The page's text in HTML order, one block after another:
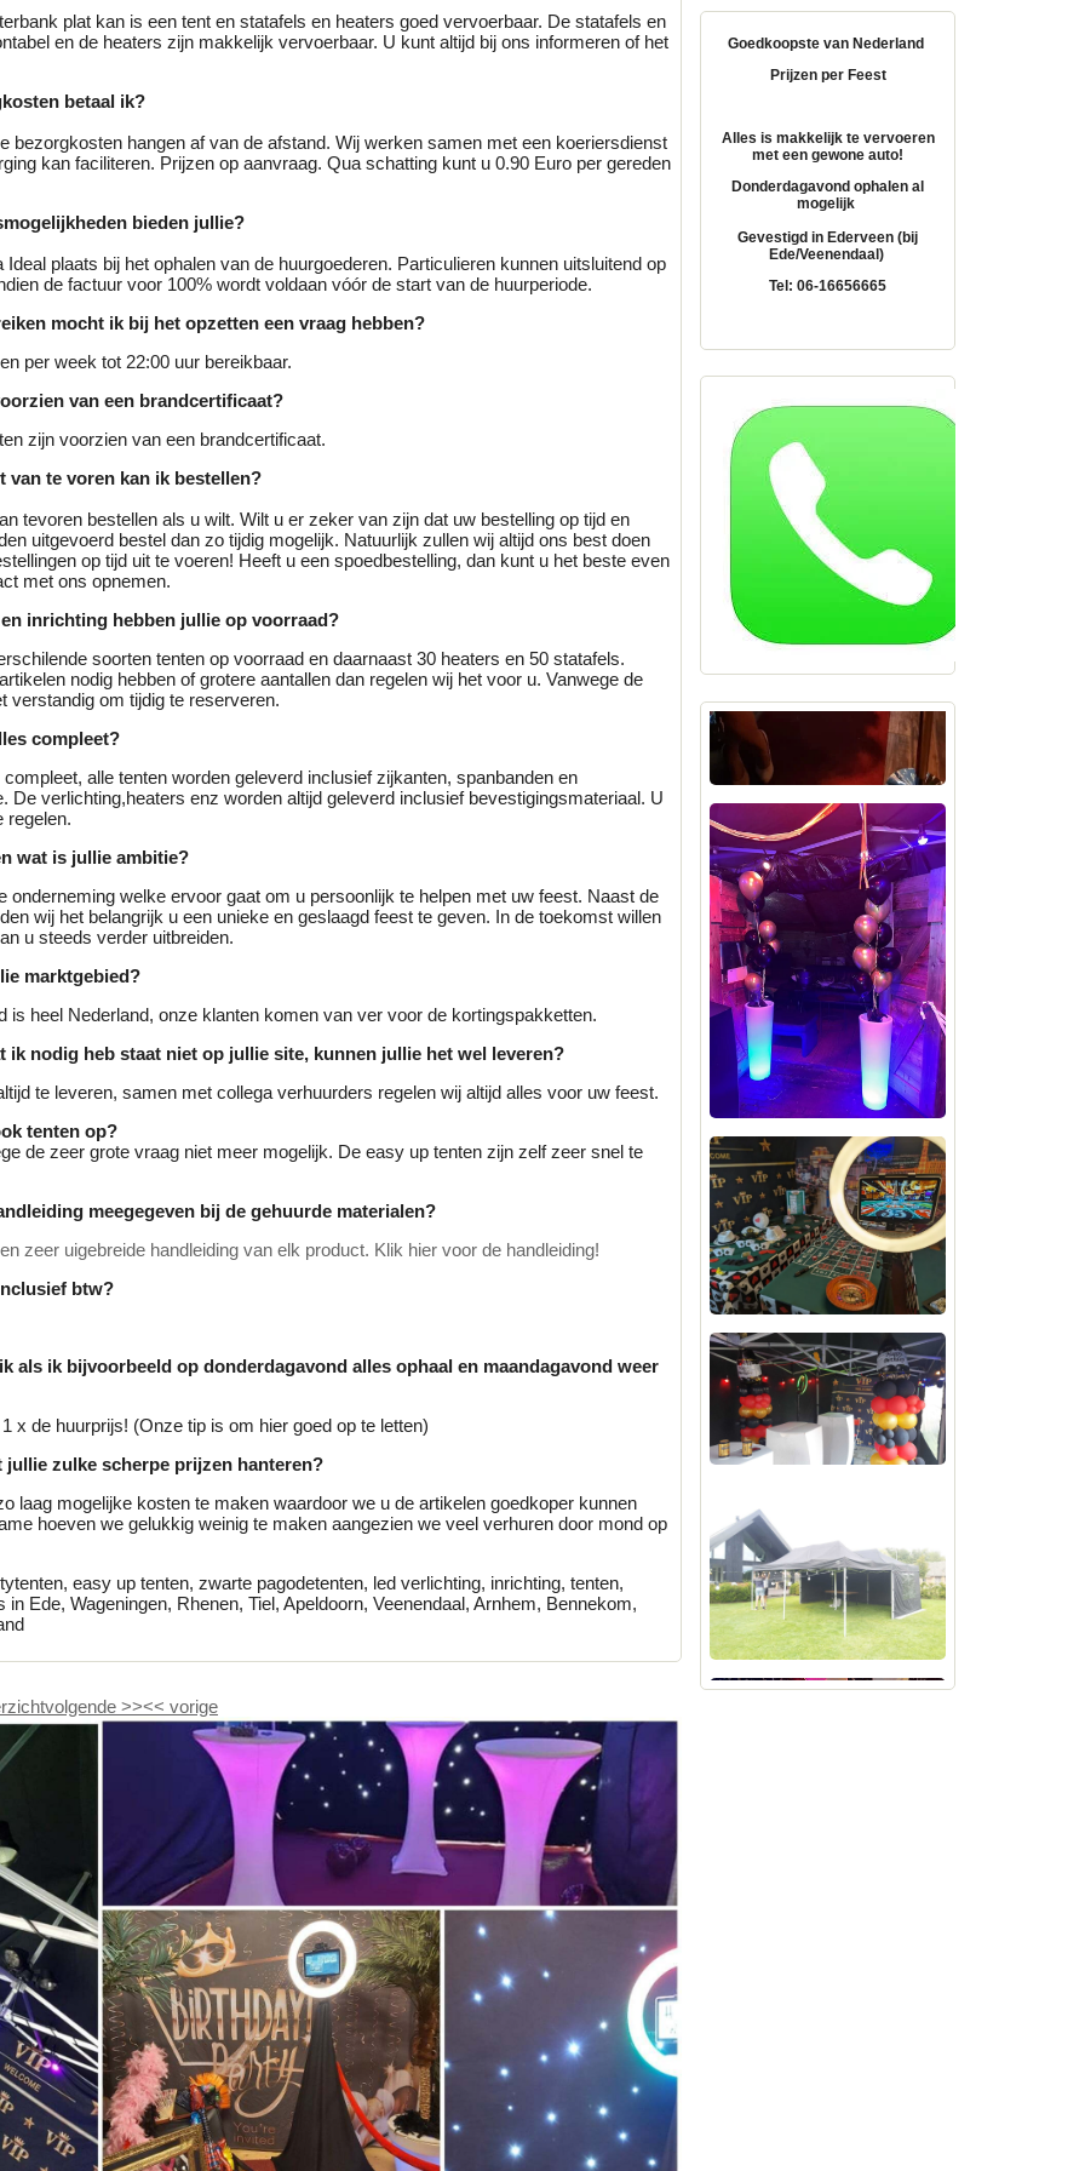
plat kan is een tent en statafels en heaters goed vervoerbaar. De statafels en
en de heaters zijn makkelijk vervoerbaar. U kunt altijd bij ons informeren of het
betaal ik?
bezorgkosten hangen af van de afstand. Wij werken samen met een koeriersdienst
kan faciliteren. Prijzen op aanvraag. Qua schatting kunt u 0.90 Euro per gereden
bieden jullie?
Ideal plaats bij het ophalen van de huurgoederen. Particulieren kunnen uitsluitend op
de factuur voor 100% wordt voldaan vóór de start van de huurperiode.
mocht ik bij het opzetten een vraag hebben?
per week tot 22:00 uur bereikbaar.
van een brandcertificaat?
zijn voorzien van een brandcertificaat.
van te voren kan ik bestellen?
tevoren bestellen als u wilt. Wilt u er zeker van zijn dat uw bestelling op tijd en
uitgevoerd bestel dan zo tijdig mogelijk. Natuurlijk zullen wij altijd ons best doen
op tijd uit te voeren! Heeft u een spoedbestelling, dan kunt u het beste even
met ons opnemen.
inrichting hebben jullie op voorraad?
soorten tenten op voorraad en daarnaast 30 heaters en 50 statafels.
nodig hebben of grotere aantallen dan regelen wij het voor u. Vanwege de
verstandig om tijdig te reserveren.
compleet?
alle tenten worden geleverd inclusief zijkanten, spanbanden en
De verlichting,heaters enz worden altijd geleverd inclusief bevestigingsmateriaal. U
regelen.
wat is jullie ambitie?
onderneming welke ervoor gaat om u persoonlijk te helpen met uw feest. Naast de
wij het belangrijk u een unieke en geslaagd feest te geven. In de toekomst willen
u steeds verder uitbreiden.
marktgebied?
is heel Nederland, onze klanten komen van ver voor de kortingspakketten.
ik nodig heb staat niet op jullie site, kunnen jullie het wel leveren?
te leveren, samen met collega verhuurders regelen wij altijd alles voor uw feest.
tenten op?
de zeer grote vraag niet meer mogelijk. De easy up tenten zijn zelf zeer snel te
meegegeven bij de gehuurde materialen?
zeer uigebreide handleiding van elk product. Klik hier voor de handleiding!
btw?
als ik bijvoorbeeld op donderdagavond alles ophaal en maandagavond weer
x de huurprijs! (Onze tip is om hier goed op te letten)
jullie zulke scherpe prijzen hanteren?
laag mogelijke kosten te maken waardoor we u de artikelen goedkoper kunnen
hoeven we gelukkig weinig te maken aangezien we veel verhuren door mond op
easy up tenten, zwarte pagodetenten, led verlichting, inrichting, tenten,
in Ede, Wageningen, Rhenen, Tiel, Apeldoorn, Veenendaal, Arnhem, Bennekom,
volgende >><< vorige
Goedkoopste van Nederland
Prijzen per Feest
Alles is makkelijk te vervoeren
met een gewone auto!
Donderdagavond ophalen al
mogelijk
Gevestigd in Ederveen (bij
Ede/Veenendaal)
Tel: 06-16656665